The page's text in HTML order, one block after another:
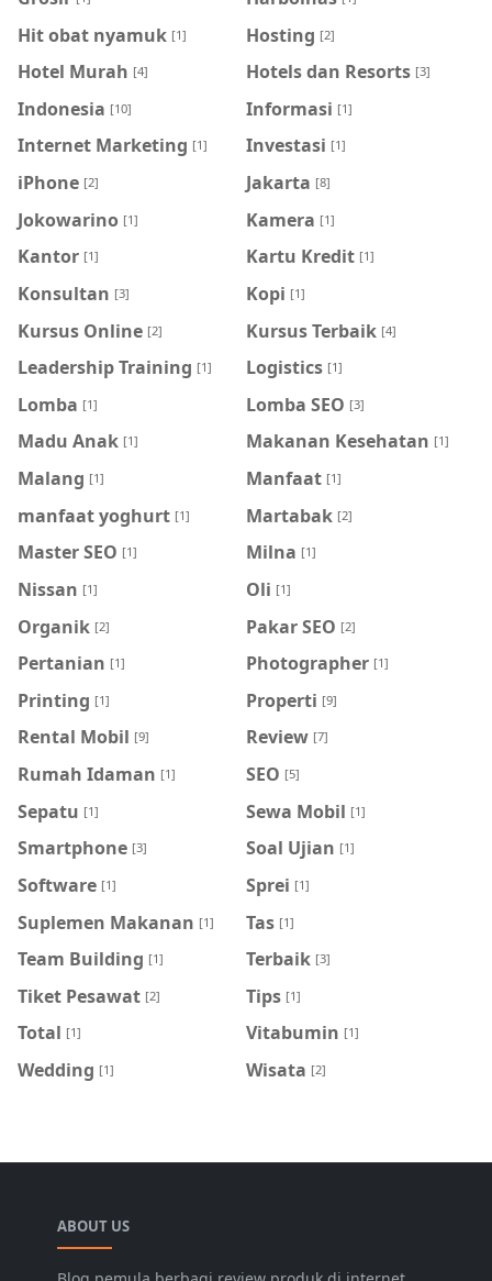
Hit obat nyamuk [1] Hosting [2]
Hotel Murah [4] Hotels dan Resorts [3]
Indonesia [10] Informasi [1]
Internet Marketing [1] Investasi [1]
iPhone [2] Jakarta [8]
Jokowarino [1] Kamera [1]
Kantor [1] Kartu Kredit [1]
Konsultan [3] Kopi [1]
Kursus Online [2] Kursus Terbaik [4]
Leadership Training [1] Logistics [1]
Lomba [1] Lomba SEO [3]
Madu Anak [1] Makanan Kesehatan [1]
Malang [1] Manfaat [1]
manfaat yoghurt [1] Martabak [2]
Master SEO [1] Milna [1]
Nissan [1] Oli [1]
Organik [2] Pakar SEO [2]
Pertanian [1] Photographer [1]
Printing [1] Properti [9]
Rental Mobil [9] Review [7]
Rumah Idaman [1] SEO [5]
Sepatu [1] Sewa Mobil [1]
Smartphone [3] Soal Ujian [1]
Software [1] Sprei [1]
Suplemen Makanan [1] Tas [1]
Team Building [1] Terbaik [3]
Tiket Pesawat [2] Tips [1]
Total [1] Vitabumin [1]
Wedding [1] Wisata [2]
ABOUT US